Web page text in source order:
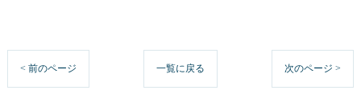
< 前のページ 一覧に戻る 次のページ >